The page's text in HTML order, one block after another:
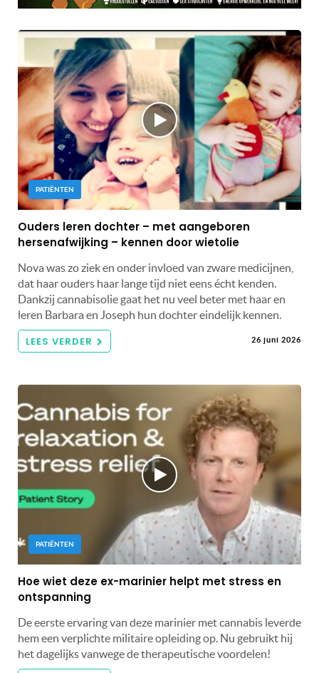
PATIËNTEN
Ouders leren dochter – met aangeboren
hersenafwijking – kennen door wietolie
Nova was zo ziek en onder invloed van zware medicijnen,
dat haar ouders haar lange tijd niet eens écht kenden.
Dankzij cannabisolie gaat het nu veel beter met haar en
leren Barbara en Joseph hun dochter eindelijk kennen.
LEES VERDER 26 juni 2026
PATIËNTEN
Hoe wiet deze ex-marinier helpt met stress en
ontspanning
De eerste ervaring van deze marinier met cannabis leverde
hem een ​​verplichte militaire opleiding op. Nu gebruikt hij
het dagelijks vanwege de therapeutische voordelen!